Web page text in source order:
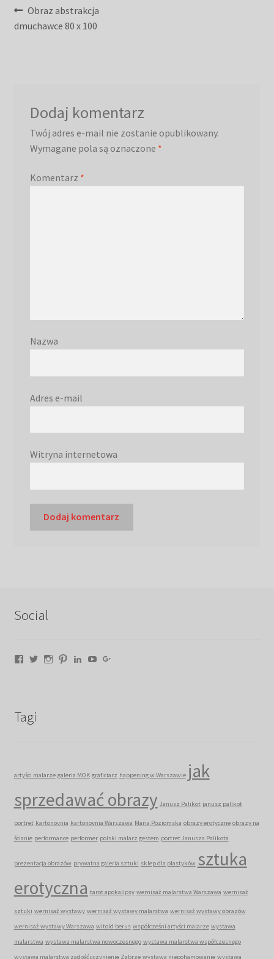
Nawigacja
wpisu
Poprzedni
wpis:
Obraz abstrakcja
dmuchawce 80 x 100
Dodaj komentarz
Twój adres e-mail nie zostanie opublikowany.
Wymagane pola są oznaczone *
Komentarz *
Nazwa
Adres e-mail
Witryna internetowa
Social
Facebook
TwitterInstagram
PinterestLinkedIn
YouTube
Tagi
artyści malarze galeria MOK graficiarz happening w Warszawie jak
sprzedawać obrazy Janusz Palikot janusz palikot
portret kartonovnia kartonovnia Warszawa Maria Poziomska obrazy erotyczne obrazy na
ścianie performance performer polski malarz gestem portret Janusza Palikota
prezentacja obrazów prywatna galeria sztuki sklep dla plastyków sztuka
erotyczna tarot apokalipsy wernisaż malarstwa Warszawa wernisaż
sztuki wernisaż wystawy wernisaż wystawy malarstwa wernisaż wystawy obrazów
wernisaż wystawy Warszawa witold berus współcześni artyści malarze wystawa
malarstwa wystawa malarstwa nowoczesnego wystawa malarstwa współczesnego
wystawa malarstwa zadośćuczynienie Zabrze wystawa niepohamowanie wystawa